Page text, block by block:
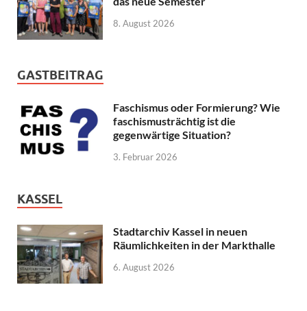
8. August 2026
GASTBEITRAG
Faschismus oder Formierung? Wie
faschismusträchtig ist die
gegenwärtige Situation?
3. Februar 2026
KASSEL
Stadtarchiv Kassel in neuen
Räumlichkeiten in der Markthalle
6. August 2026